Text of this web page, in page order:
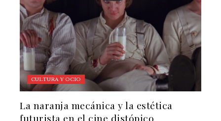
CULTURA Y OCIO
La naranja mecánica y la estética
futurista en el cine distópico